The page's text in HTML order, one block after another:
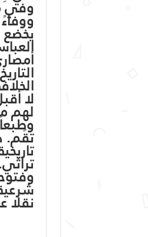
وفي
يخضع
لا
لهم
تقُم.
نقلا